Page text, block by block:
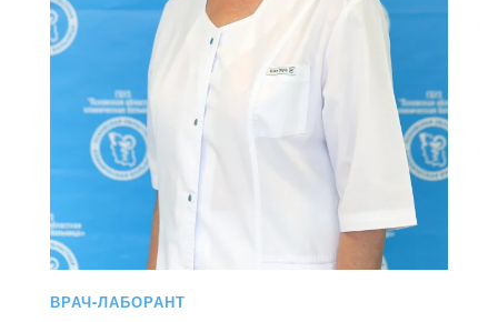
ВРАЧ-ЛАБОРАНТ